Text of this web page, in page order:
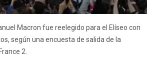
Macron fue reelegido para el Elíseo con
según una encuesta de salida de la
2.